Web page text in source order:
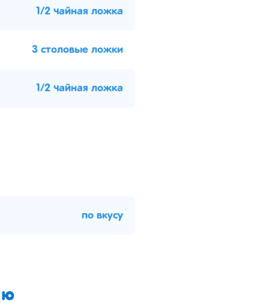
1/2 чайная ложка
3 столовые ложки
1/2 чайная ложка
по вкусу